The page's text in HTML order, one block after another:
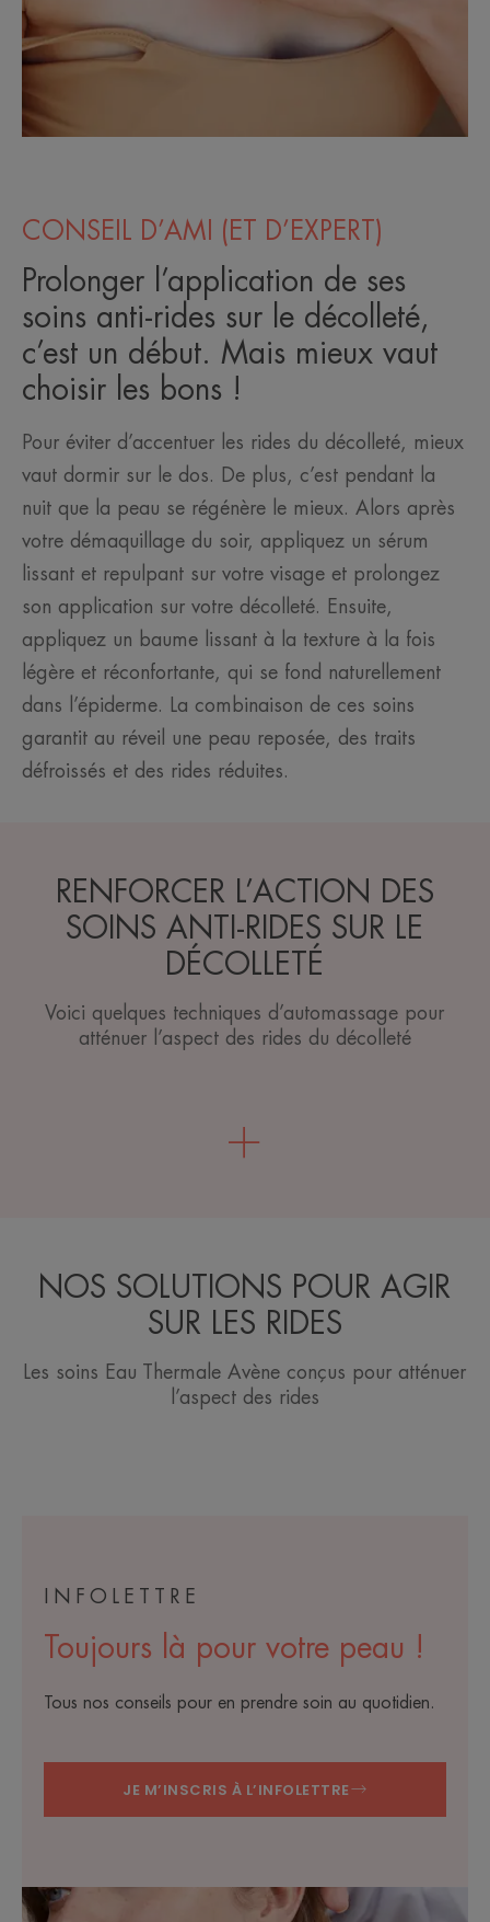
CONSEIL D’AMI (ET D’EXPERT)
Prolonger l’application de ses
soins anti-rides sur le décolleté,
c’est un début. Mais mieux vaut
choisir les bons !
Pour éviter d’accentuer les rides du décolleté, mieux
vaut dormir sur le dos. De plus, c’est pendant la
nuit que la peau se régénère le mieux. Alors après
votre démaquillage du soir, appliquez un sérum
lissant et repulpant sur votre visage et prolongez
son application sur votre décolleté. Ensuite,
appliquez un baume lissant à la texture à la fois
légère et réconfortante, qui se fond naturellement
dans l’épiderme. La combinaison de ces soins
garantit au réveil une peau reposée, des traits
défroissés et des rides réduites.
RENFORCER L’ACTION DES
SOINS ANTI-RIDES SUR LE
DÉCOLLETÉ
Voici quelques techniques d’automassage pour
atténuer l’aspect des rides du décolleté
NOS SOLUTIONS POUR AGIR
SUR LES RIDES
Les soins Eau Thermale Avène conçus pour atténuer
l’aspect des rides
INFOLETTRE
Toujours là pour votre peau !
Tous nos conseils pour en prendre soin au quotidien.
JE M’INSCRIS À L’INFOLETTRE